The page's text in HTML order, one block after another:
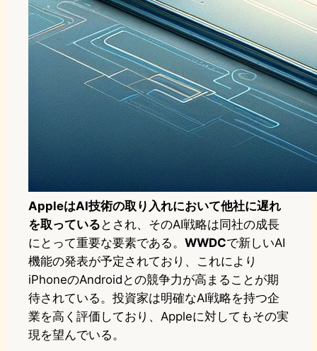
AppleはAI技術の取り入れにおいて他社に遅れ
を取っている とされ、そのAI戦略は同社の成長
にとって重要な要素である。 WWDCで新しいAI
機能の発表が予定されており、これにより
iPhoneのAndroidとの競争力が高まることが期
待されている。投資家は明確なAI戦略を持つ企
業を高く評価しており、Appleに対してもその実
現を望んでいる。